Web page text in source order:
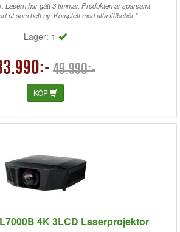
Lasern har gått 3 timmar. Produkten är sparsamt
ut som helt ny. Komplett med alla tillbehör."
Lager: 1
49.990:-
KÖP
4K 3LCD Laserprojektor